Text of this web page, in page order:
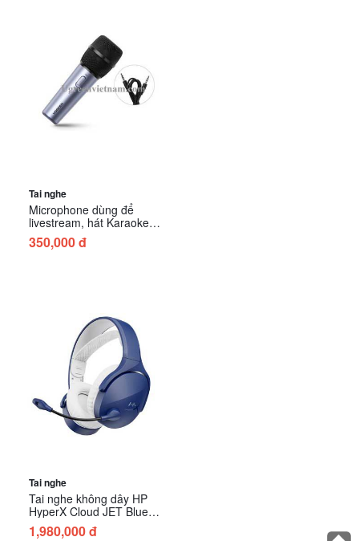
Tai nghe
Microphone dùng để
livestream, hát Karaoke
Ugreen 10931
350,000 đ
Tai nghe
Tai nghe không dây HP
HyperX Cloud JET Blue
(AM7A0AA)
1,980,000 đ